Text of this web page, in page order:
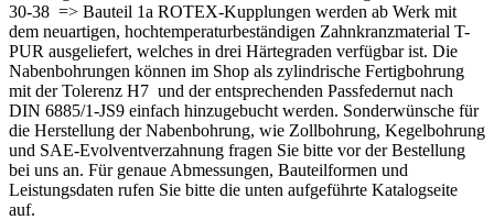
30-38 => Bauteil 1a ROTEX-Kupplungen werden ab Werk mit
dem neuartigen, hochtemperaturbeständigen Zahnkranzmaterial T-
PUR ausgeliefert, welches in drei Härtegraden verfügbar ist. Die
Nabenbohrungen können im Shop als zylindrische Fertigbohrung
mit der Tolerenz H7 und der entsprechenden Passfedernut nach
DIN 6885/1-JS9 einfach hinzugebucht werden. Sonderwünsche für
die Herstellung der Nabenbohrung, wie Zollbohrung, Kegelbohrung
und SAE-Evolventverzahnung fragen Sie bitte vor der Bestellung
bei uns an. Für genaue Abmessungen, Bauteilformen und
Leistungsdaten rufen Sie bitte die unten aufgeführte Katalogseite
auf.